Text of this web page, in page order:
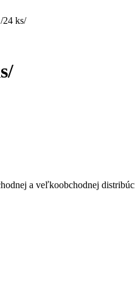
24 ks/
a veľkoobchodnej